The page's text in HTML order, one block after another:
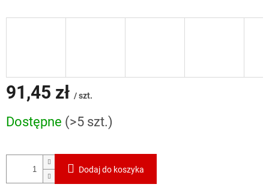
91,45 zł / szt.
jednostkowa:
Dostępne (>5 szt.)
Dodaj do koszyka